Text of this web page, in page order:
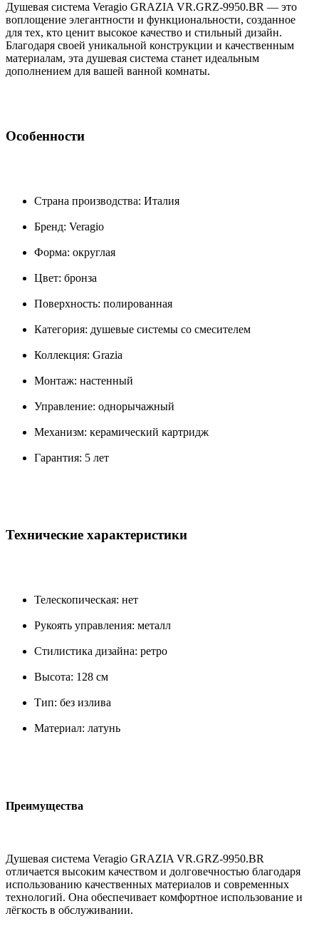
Душевая система Veragio GRAZIA VR.GRZ-9950.BR — это
воплощение элегантности и функциональности, созданное
для тех, кто ценит высокое качество и стильный дизайн.
Благодаря своей уникальной конструкции и качественным
материалам, эта душевая система станет идеальным
дополнением для вашей ванной комнаты.
Особенности
Страна производства: Италия
Бренд: Veragio
Форма: округлая
Цвет: бронза
Поверхность: полированная
Категория: душевые системы со смесителем
Коллекция: Grazia
Монтаж: настенный
Управление: однорычажный
Механизм: керамический картридж
Гарантия: 5 лет
Технические характеристики
Телескопическая: нет
Рукоять управления: металл
Стилистика дизайна: ретро
Высота: 128 см
Тип: без излива
Материал: латунь
Преимущества
Душевая система Veragio GRAZIA VR.GRZ-9950.BR
отличается высоким качеством и долговечностью благодаря
использованию качественных материалов и современных
технологий. Она обеспечивает комфортное использование и
лёгкость в обслуживании.